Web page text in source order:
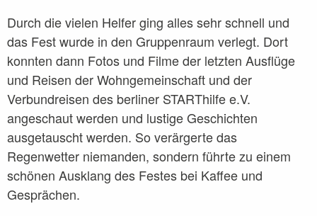
Durch die vielen Helfer ging alles sehr schnell und
das Fest wurde in den Gruppenraum verlegt. Dort
konnten dann Fotos und Filme der letzten Ausflüge
und Reisen der Wohngemeinschaft und der
Verbundreisen des berliner STARThilfe e.V.
angeschaut werden und lustige Geschichten
ausgetauscht werden. So verärgerte das
Regenwetter niemanden, sondern führte zu einem
schönen Ausklang des Festes bei Kaffee und
Gesprächen.